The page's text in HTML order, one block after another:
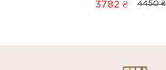
3782 ₴ 4450 ₴